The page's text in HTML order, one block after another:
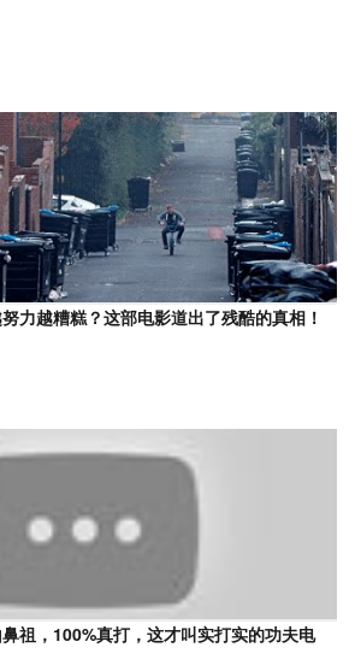
力越糟糕？这部电影道出了残酷的真相！
鼻祖，100%真打，这才叫实打实的功夫电